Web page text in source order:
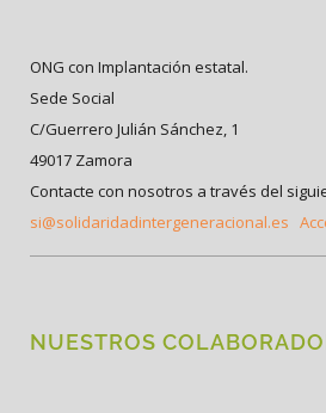
ONG con Implantación estatal.
Sede Social
C/Guerrero Julián Sánchez, 1
49017 Zamora
Contacte con nosotros a través del
si@solidaridadintergeneracional.es
NUESTROS